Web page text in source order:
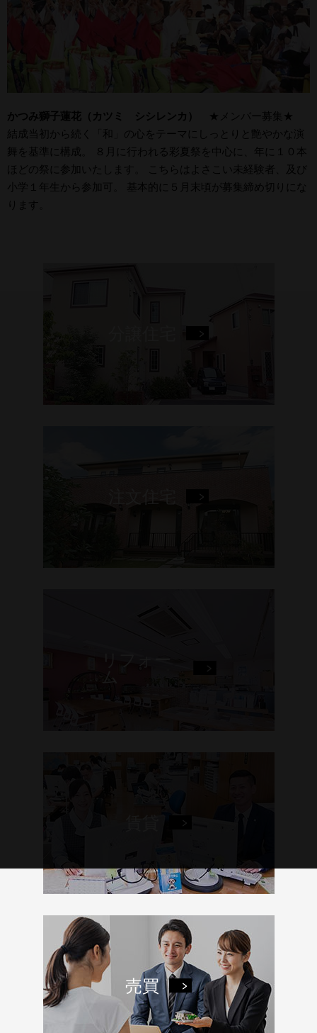
かつみ獅子蓮花（カツミ シシレンカ）
★メンバー募集★
結成当初から続く「和」の心をテーマにしっとりと艶やかな演
舞を基準に構成。 ８月に行われる彩夏祭を中心に、年に１０本
ほどの祭に参加いたします。 こちらはよさこい未経験者、及び
小学１年生から参加可。 基本的に５月末頃が募集締め切りにな
ります。
注文住宅
ム
売買